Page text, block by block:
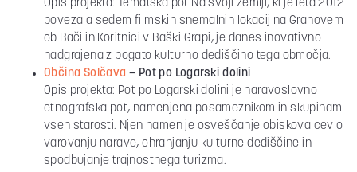
Opis projekta: Tematska pot Na svoji zemlji, ki je leta 2012
povezala sedem filmskih snemalnih lokacij na Grahovem
ob Bači in Koritnici v Baški Grapi, je danes inovativno
nadgrajena z bogato kulturno dediščino tega območja.
Občina Solčava – Pot po Logarski dolini
Opis projekta: Pot po Logarski dolini je naravoslovno
etnografska pot, namenjena posameznikom in skupinam
vseh starosti. Njen namen je osveščanje obiskovalcev o
varovanju narave, ohranjanju kulturne dediščine in
spodbujanje trajnostnega turizma.